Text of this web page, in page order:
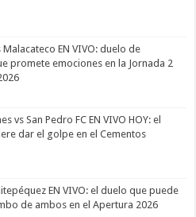
Malacateco EN VIVO: duelo de
promete emociones en la Jornada 2
vs San Pedro FC EN VIVO HOY: el
dar el golpe en el Cementos
EN VIVO: el duelo que puede
de ambos en el Apertura 2026